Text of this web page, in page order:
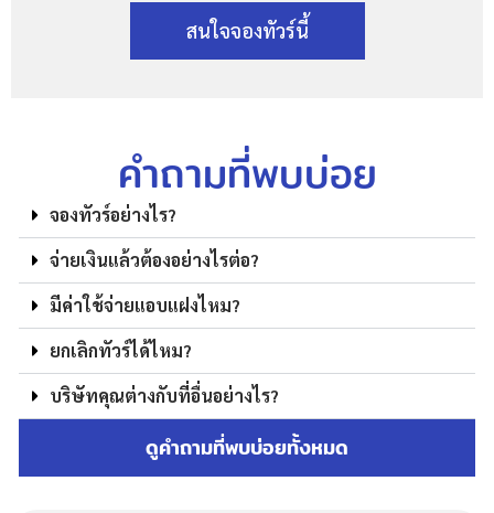
สนใจจองทัวร์นี้
คำถามที่พบบ่อย
จองทัวร์อย่างไร?
จ่ายเงินแล้วต้องอย่างไรต่อ?
มีค่าใช้จ่ายแอบแฝงไหม?
ยกเลิกทัวร์ได้ไหม?
บริษัทคุณต่างกับที่อื่นอย่างไร?
ดูคำถามที่พบบ่อยทั้งหมด